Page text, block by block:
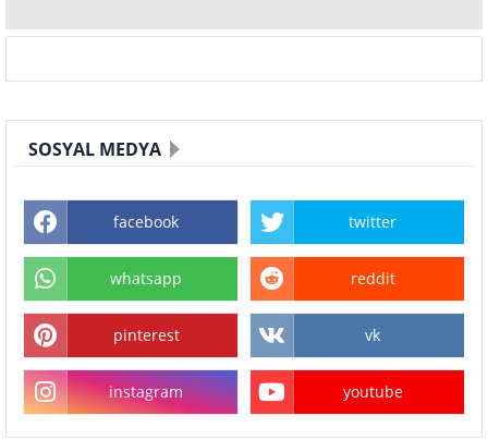
SOSYAL MEDYA
facebook twitter
whatsapp reddit
pinterest vk
instagram youtube